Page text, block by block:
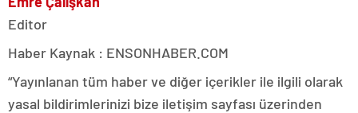
Editor
Haber Kaynak : ENSONHABER.COM
“Yayınlanan tüm haber ve diğer içerikler ile ilgili olarak
yasal bildirimlerinizi bize iletişim sayfası üzerinden